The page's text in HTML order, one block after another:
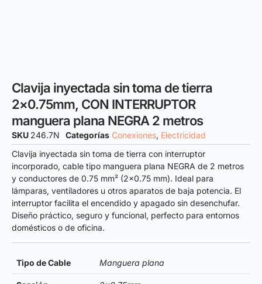
Clavija inyectada sin toma de tierra
2×0.75mm, CON INTERRUPTOR
manguera plana NEGRA 2 metros
SKU 246.7N Categorías Conexiones, Electricidad
Clavija inyectada sin toma de tierra con interruptor
incorporado, cable tipo manguera plana NEGRA de 2 metros
y conductores de 0.75 mm² (2×0.75 mm). Ideal para
lámparas, ventiladores u otros aparatos de baja potencia. El
interruptor facilita el encendido y apagado sin desenchufar.
Diseño práctico, seguro y funcional, perfecto para entornos
domésticos o de oficina.
Tipo de Cable Manguera plana